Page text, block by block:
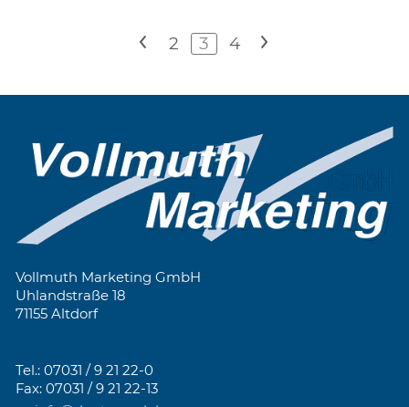
< 2 3 4 >
Vollmuth Marketing GmbH
Uhlandstraße 18
71155 Altdorf
Tel.: 07031 / 9 21 22-0
Fax: 07031 / 9 21 22-13